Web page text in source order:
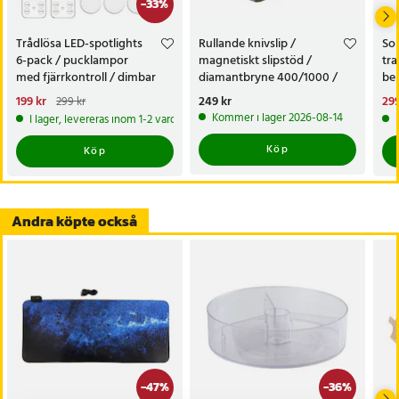
-33%
Trådlösa LED-spotlights
6-pack / pucklampor
med fjärrkontroll / dimbar
skåpbelysning
Nuvarande pris
199 krTidigare pris:299 kr
199 kr 299 kr
I lager, levereras inom 1-2 vardagar
Köp
Rullande knivslip /
magnetiskt slipstöd /
diamantbryne 400/1000 /
knivvässare med fasta vinklar
Pris:249 kr
249 kr
Kommer i lager 2026-08-14
Köp
Andra köpte också
-47% -36%